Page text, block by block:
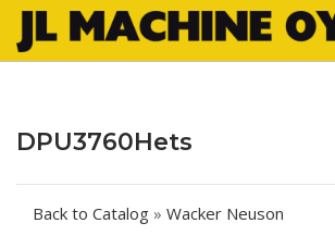
Skip
content
DPU3760Hets
Back to Catalog Wacker Neuson